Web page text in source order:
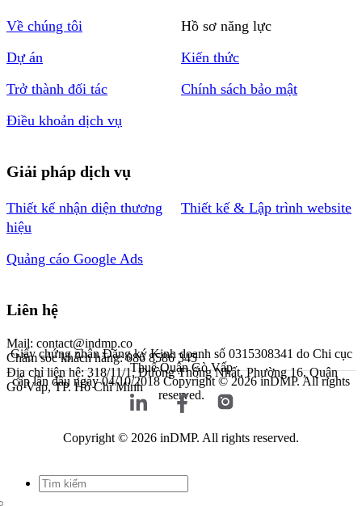
Về chúng tôi
Hồ sơ năng lực
Dự án
Kiến thức
Trở thành đối tác
Chính sách bảo mật
Điều khoản dịch vụ
Giải pháp dịch vụ
Thiết kế nhận diện thương
hiệu
Thiết kế & Lập trình website
Quảng cáo Google Ads
Liên hệ
Mail: contact@indmp.co
Chăm sóc khách hàng: 086 8586 345
Địa chỉ liên hệ: 318/11/1, Đường Thống Nhất, Phường 16, Quận
Gò Vấp, TP. Hồ Chí Minh
Giấy chứng nhận Đăng ký Kinh doanh số 0315308341 do Chi cục
Thuế Quận Gò Vấp
cấp lần đầu ngày 04/10/2018 Copyright © 2026 inDMP. All rights
reserved.
Copyright © 2026 inDMP. All rights reserved.